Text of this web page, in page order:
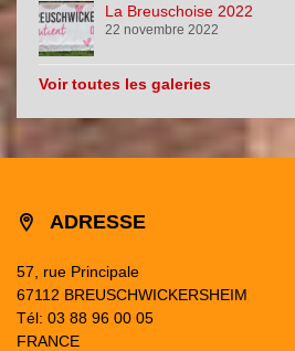
La Breuschoise 2022
22 novembre 2022
Voir toutes les galeries
ADRESSE
57, rue Principale
67112 BREUSCHWICKERSHEIM
Tél: 03 88 96 00 05
FRANCE